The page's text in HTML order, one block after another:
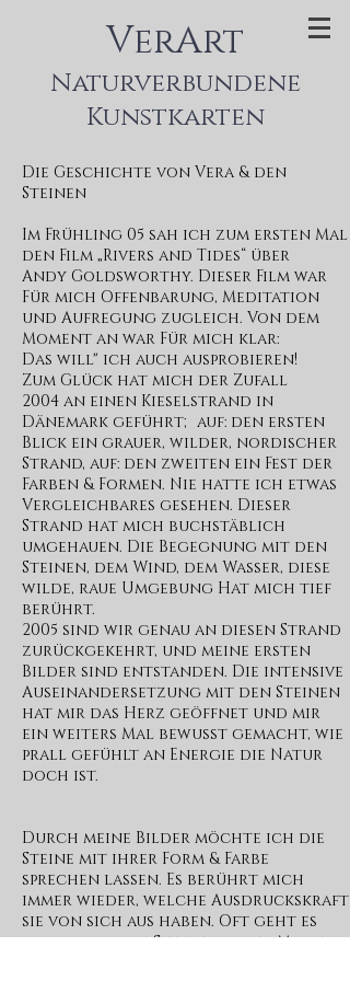
VerArt
Naturverbundene
Kunstkarten
Die Geschichte von Vera & den
Steinen
Im Frühling 05 sah ich zum ersten Mal
den Film „Rivers and Tides“ über
Andy Goldsworthy. Dieser Film war
Für mich Offenbarung, Meditation
und Aufregung zugleich. Von dem
Moment an war Für mich klar:
Das will" ich auch ausprobieren!
Zum Glück hat mich der Zufall
2004 an einen Kieselstrand in
Dänemark geführt; auf: den ersten
Blick ein grauer, wilder, nordischer
Strand, auf: den zweiten ein Fest der
Farben & Formen. Nie hatte ich etwas
Vergleichbares gesehen. Dieser
Strand hat mich buchstäblich
umgehauen. Die Begegnung mit den
Steinen, dem Wind, dem Wasser, diese
wilde, raue Umgebung Hat mich tief
berührt.
2005 sind wir genau an diesen Strand
zurückgekehrt, und meine ersten
Bilder sind entstanden. Die intensive
Auseinandersetzung mit den Steinen
hat mir das Herz geöffnet und mir
ein weiters Mal bewusst gemacht, wie
prall gefühlt an Energie die Natur
doch ist.
Durch meine Bilder möchte ich die
Steine mit ihrer Form & Farbe
sprechen lassen. Es berührt mich
immer wieder, welche Ausdruckskraft
sie von sich aus haben. Oft geht es
nur darum, die Steine aus der Masse